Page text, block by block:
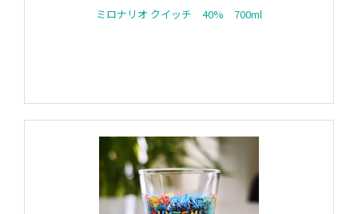
ミロナリオ クイッチ 40% 700ml